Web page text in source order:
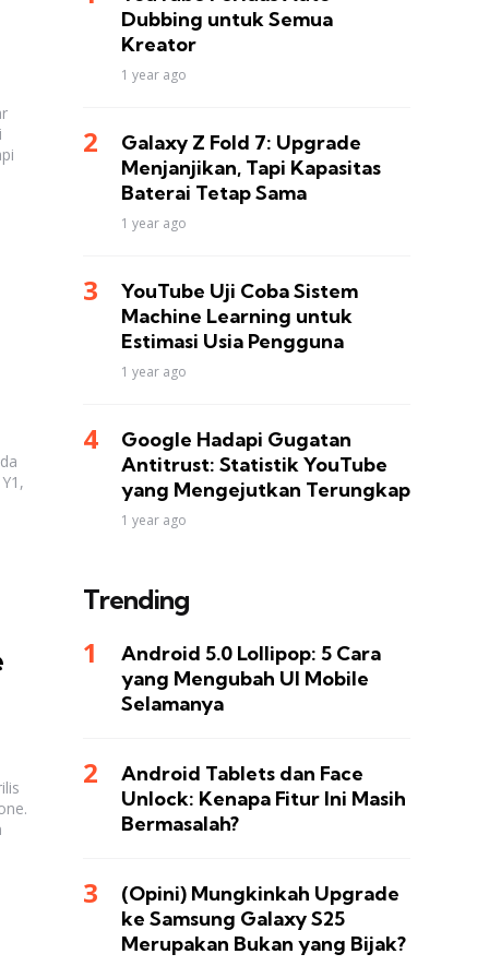
Dubbing untuk Semua
Kreator
1 year ago
Galaxy Z Fold 7: Upgrade
Menjanjikan, Tapi Kapasitas
Baterai Tetap Sama
1 year ago
YouTube Uji Coba Sistem
Machine Learning untuk
Estimasi Usia Pengguna
1 year ago
Google Hadapi Gugatan
Antitrust: Statistik YouTube
yang Mengejutkan Terungkap
1 year ago
Trending
Android 5.0 Lollipop: 5 Cara
yang Mengubah UI Mobile
Selamanya
Android Tablets dan Face
Unlock: Kenapa Fitur Ini Masih
Bermasalah?
(Opini) Mungkinkah Upgrade
ke Samsung Galaxy S25
Merupakan Bukan yang Bijak?